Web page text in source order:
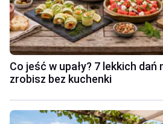
Co jeść w upały? 7 lekkich
zrobisz bez kuchenki